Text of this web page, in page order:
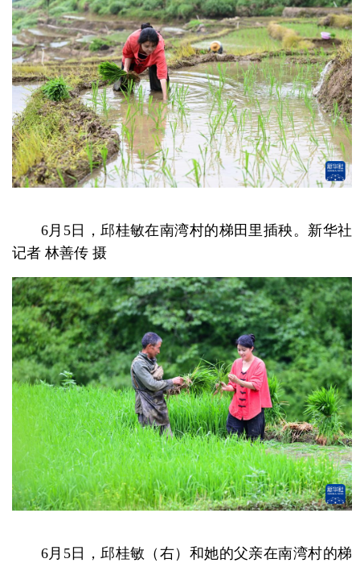
6月5日，邱桂敏在南湾村的梯田里插秧。新华社
记者 林善传 摄
6月5日，邱桂敏（右）和她的父亲在南湾村的梯